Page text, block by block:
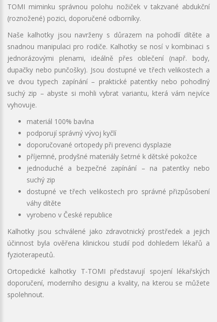
TOMI miminku správnou polohu nožiček v takzvané abdukční
(roznožené) pozici, doporučené odborníky.
Naše kalhotky jsou navrženy s důrazem na pohodlí dítěte a
snadnou manipulaci pro rodiče. Kalhotky se nosí v kombinaci s
jednorázovými plenami, ideálně přes oblečení (např. body,
dupačky nebo punčošky). Jsou dostupné ve třech velikostech a
ve dvou typech zapínání – praktické patentky nebo pohodlný
suchý zip – abyste si mohli vybrat variantu, která vám nejvíce
vyhovuje.
materiál 100% bavlna
podporují správný vývoj kyčlí
doporučované ortopedy při prevenci dysplazie
příjemné, prodyšné materiály šetrné k dětské pokožce
jednoduché a bezpečné zapínání – na patentky nebo
suchý zip
dostupné ve třech velikostech pro správné přizpůsobení
váhy dítěte
vyrobeno v České republice
Kalhotky jsou schválené jako zdravotnický prostředek a jejich
účinnost byla ověřena klinickou studií pod dohledem lékařů a
fyzioterapeutů.
Ortopedické kalhotky T-TOMI představují spojení lékařských
doporučení, moderního designu a kvality, na kterou se můžete
spolehnout.